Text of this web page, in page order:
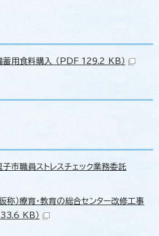
用食料購入 （PDF 129.2 KB）
職員ストレスチェック業務委託
）療育・教育の総合センター改修工事
KB）